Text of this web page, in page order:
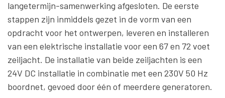
langetermijn-samenwerking afgesloten. De eerste
stappen zijn inmiddels gezet in de vorm van een
opdracht voor het ontwerpen, leveren en installeren
van een elektrische installatie voor een 67 en 72 voet
zeiljacht. De installatie van beide zeiljachten is een
24V DC installatie in combinatie met een 230V 50 Hz
boordnet, gevoed door één of meerdere generatoren.